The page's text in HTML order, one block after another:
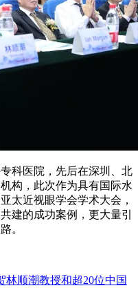
医院，先后在深圳、北
构，此次作为具有国际水
太近视眼学会学术大会，
建的成功案例，更大量引
。
林顺潮教授和超20位中国